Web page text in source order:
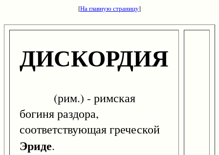
[На главную страницу]
ДИСКОРДИЯ
(рим.) - римская
богиня раздора,
соответствующая греческой
Эриде.